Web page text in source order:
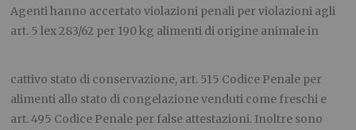
Agenti hanno accertato violazioni penali per violazioni agli
art. 5 lex 283/62 per 190 kg alimenti di origine animale in
cattivo stato di conservazione, art. 515 Codice Penale per
alimenti allo stato di congelazione venduti come freschi e
art. 495 Codice Penale per false attestazioni. Inoltre sono